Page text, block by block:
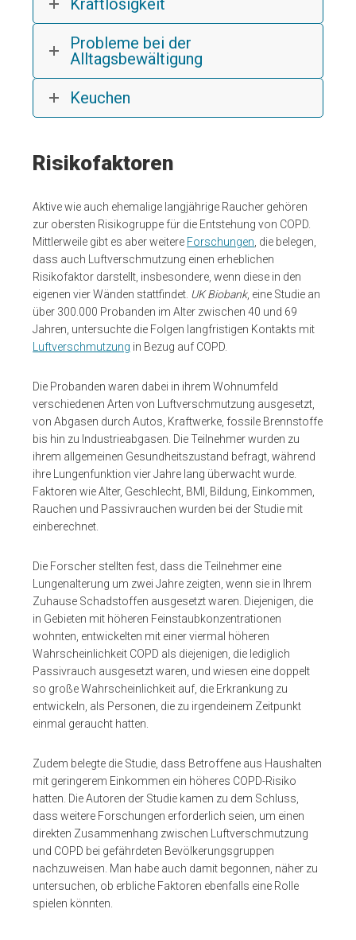
Kraftlosigkeit
Probleme bei der
Alltagsbewältigung
Keuchen
Risikofaktoren
Aktive wie auch ehemalige langjährige Raucher gehören
zur obersten Risikogruppe für die Entstehung von COPD.
Mittlerweile gibt es aber weitere Forschungen , die belegen,
dass auch Luftverschmutzung einen erheblichen
Risikofaktor darstellt, insbesondere, wenn diese in den
eigenen vier Wänden stattfindet. UK Biobank, eine Studie an
über 300.000 Probanden im Alter zwischen 40 und 69
Jahren, untersuchte die Folgen langfristigen Kontakts mit
Luftverschmutzung in Bezug auf COPD.
Die Probanden waren dabei in ihrem Wohnumfeld
verschiedenen Arten von Luftverschmutzung ausgesetzt,
von Abgasen durch Autos, Kraftwerke, fossile Brennstoffe
bis hin zu Industrieabgasen. Die Teilnehmer wurden zu
ihrem allgemeinen Gesundheitszustand befragt, während
ihre Lungenfunktion vier Jahre lang überwacht wurde.
Faktoren wie Alter, Geschlecht, BMI, Bildung, Einkommen,
Rauchen und Passivrauchen wurden bei der Studie mit
einberechnet.
Die Forscher stellten fest, dass die Teilnehmer eine
Lungenalterung um zwei Jahre zeigten, wenn sie in Ihrem
Zuhause Schadstoffen ausgesetzt waren. Diejenigen, die
in Gebieten mit höheren Feinstaubkonzentrationen
wohnten, entwickelten mit einer viermal höheren
Wahrscheinlichkeit COPD als diejenigen, die lediglich
Passivrauch ausgesetzt waren, und wiesen eine doppelt
so große Wahrscheinlichkeit auf, die Erkrankung zu
entwickeln, als Personen, die zu irgendeinem Zeitpunkt
einmal geraucht hatten.
Zudem belegte die Studie, dass Betroffene aus Haushalten
mit geringerem Einkommen ein höheres COPD-Risiko
hatten. Die Autoren der Studie kamen zu dem Schluss,
dass weitere Forschungen erforderlich seien, um einen
direkten Zusammenhang zwischen Luftverschmutzung
und COPD bei gefährdeten Bevölkerungsgruppen
nachzuweisen. Man habe auch damit begonnen, näher zu
untersuchen, ob erbliche Faktoren ebenfalls eine Rolle
spielen könnten.